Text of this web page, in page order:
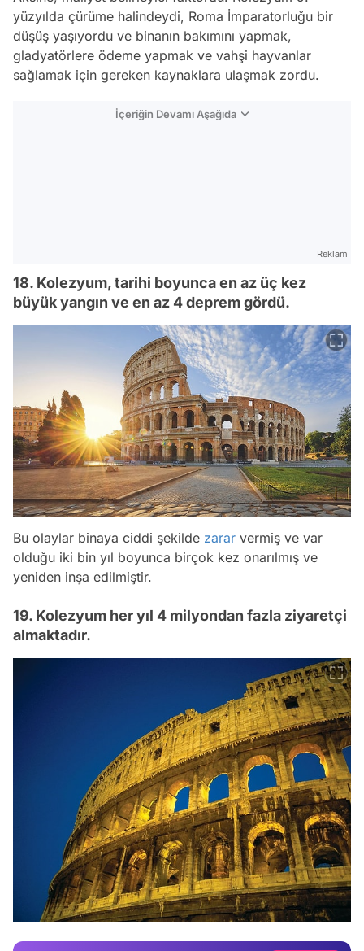
yüzyılda çürüme halindeydi, Roma İmparatorluğu bir
düşüş yaşıyordu ve binanın bakımını yapmak,
gladyatörlere ödeme yapmak ve vahşi hayvanlar
sağlamak için gereken kaynaklara ulaşmak zordu.
İçeriğin Devamı Aşağıda
Reklam
18. Kolezyum, tarihi boyunca en az üç kez
büyük yangın ve en az 4 deprem gördü.
Bu olaylar binaya ciddi şekilde zarar vermiş ve var
olduğu iki bin yıl boyunca birçok kez onarılmış ve
yeniden inşa edilmiştir.
19. Kolezyum her yıl 4 milyondan fazla ziyaretçi
almaktadır.
Video
Test
Gündem